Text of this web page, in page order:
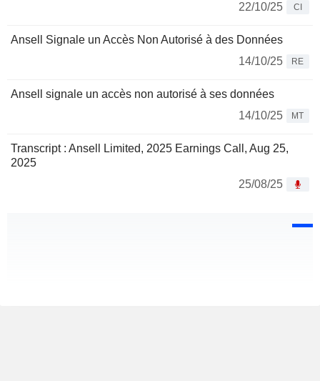
22/10/25
CI
Ansell Signale un Accès Non Autorisé à des Données
14/10/25
RE
Ansell signale un accès non autorisé à ses données
14/10/25
MT
Transcript : Ansell Limited, 2025 Earnings Call, Aug 25,
2025
25/08/25